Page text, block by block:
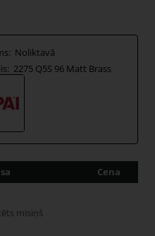
Noliktavā
2275 Q5S 96 Matt Brass
Cena
misiņš